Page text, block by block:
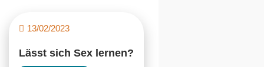
13/02/2023
Lässt sich Sex lernen?